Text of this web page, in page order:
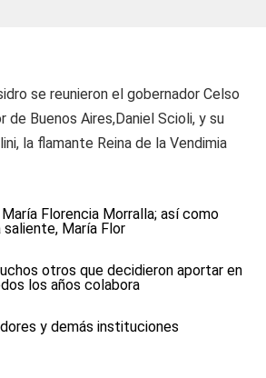
se reunieron el gobernador Celso
de Buenos Aires,Daniel Scioli, y su
la flamante Reina de la Vendimia
Florencia Morralla; así como
María Flor
otros que decidieron aportar en
los años colabora
y demás instituciones